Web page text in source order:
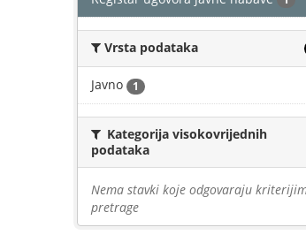
Vrsta podataka
Javno 1
Kategorija visokovrijednih
podataka
Nema stavki koje odgovaraju
pretrage